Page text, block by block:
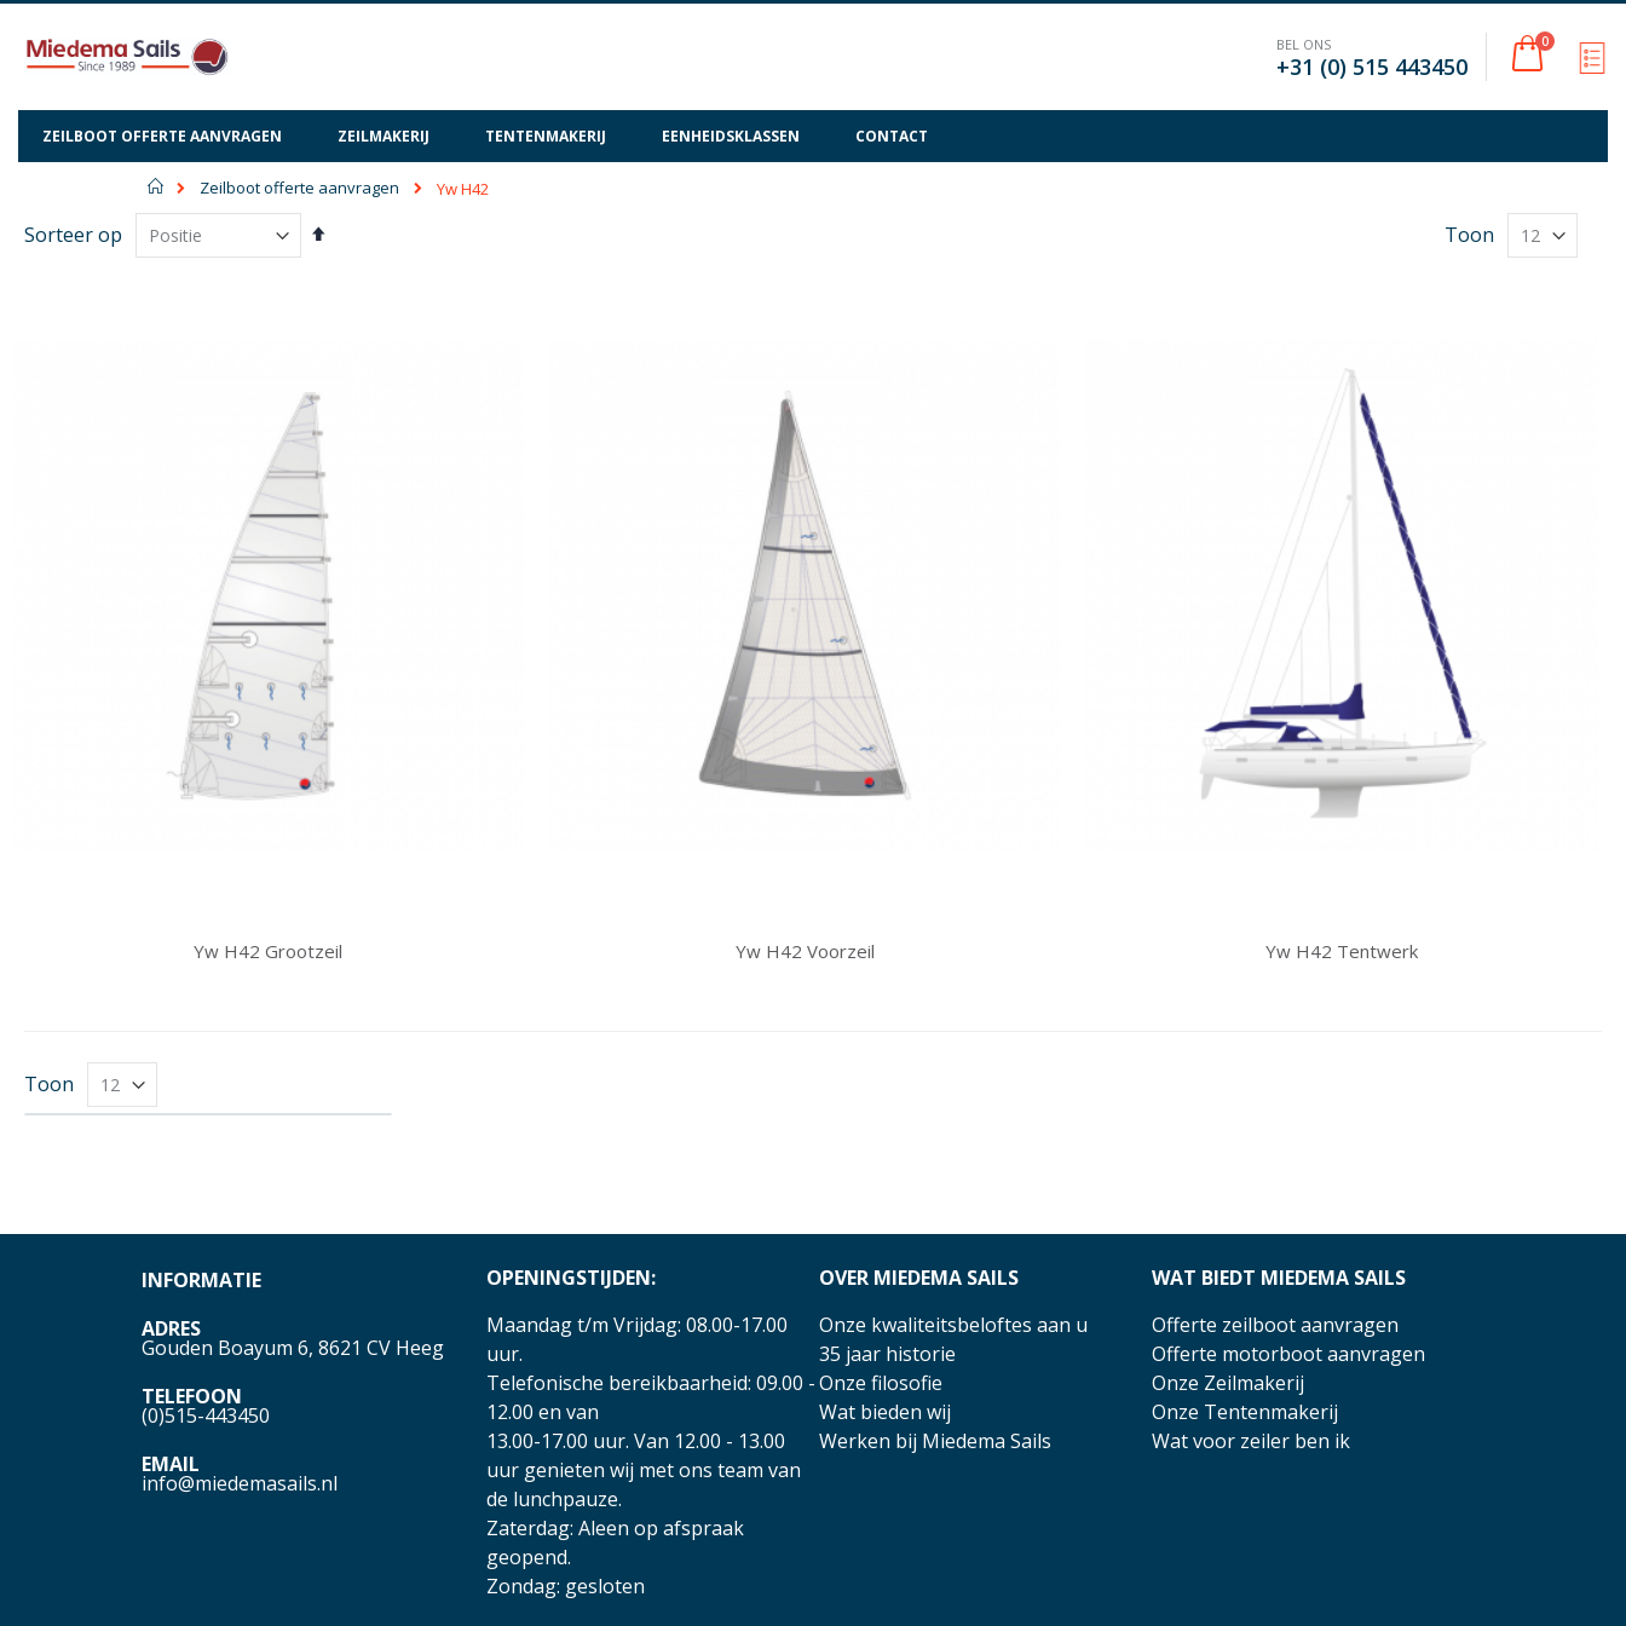
Cart
0
BEL ONS
+31 (0) 515 443450
ZEILBOOT OFFERTE AANVRAGEN ZEILMAKERIJ TENTENMAKERIJ EENHEIDSKLASSEN CONTACT
Home
Zeilboot offerte aanvragen Yw H42
Sorteer op
Van
Toon
Yw H42 Grootzeil Yw H42 Voorzeil Yw H42 Tentwerk
Toon
INFORMATIE
ADRES
Gouden Boayum 6, 8621 CV Heeg
TELEFOON
(0)515-443450
EMAIL
info@miedemasails.nl
OPENINGSTIJDEN:
Maandag t/m Vrijdag: 08.00-17.00
uur.
Telefonische bereikbaarheid: 09.00 -
12.00 en van
13.00-17.00 uur. Van 12.00 - 13.00
uur genieten wij met ons team van
de lunchpauze.
Zaterdag: Aleen op afspraak
geopend.
Zondag: gesloten
OVER MIEDEMA SAILS
Onze kwaliteitsbeloftes aan u
35 jaar historie
Onze filosofie
Wat bieden wij
Werken bij Miedema Sails
WAT BIEDT MIEDEMA SAILS
Offerte zeilboot aanvragen
Offerte motorboot aanvragen
Onze Zeilmakerij
Onze Tentenmakerij
Wat voor zeiler ben ik